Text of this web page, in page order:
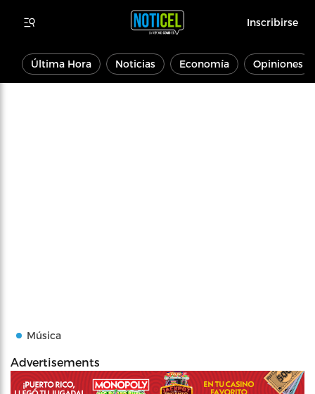
Inscribirse
Última Hora Noticias Economía Opiniones
Música
Advertisements